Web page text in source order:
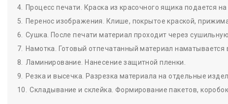
Процесс печати. Краска из красочного ящика подается
Перенос изображения. Клише, покрытое краской,
Сушка. После печати материал проходит через
Намотка. Готовый отпечатанный материал наматывается
Ламинирование. Нанесение защитной пленки.
Резка и высечка. Разрезка материала на отдельные
Складывание и склейка. Формирование пакетов,